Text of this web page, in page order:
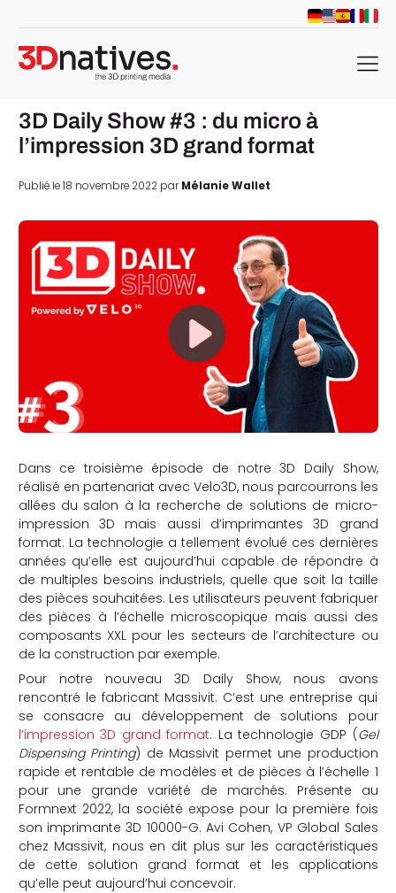
menu
3D Daily Show #3 : du micro à
l’impression 3D grand format
Publié le 18 novembre 2022 parMélanie Wallet
Dans ce troisième épisode de notre 3D Daily Show,
réalisé en partenariat avec Velo3D, nous parcourrons les
allées du salon à la recherche de solutions de micro-
impression 3D mais aussi d’imprimantes 3D grand
format. La technologie a tellement évolué ces dernières
années qu’elle est aujourd’hui capable de répondre à
de multiples besoins industriels, quelle que soit la taille
des pièces souhaitées. Les utilisateurs peuvent fabriquer
des pièces à l’échelle microscopique mais aussi des
composants XXL pour les secteurs de l’architecture ou
de la construction par exemple.
Pour notre nouveau 3D Daily Show, nous avons
rencontré le fabricant Massivit. C’est une entreprise qui
se consacre au développement de solutions pour
l’impression 3D grand format. La technologie GDP (Gel
Dispensing Printing) de Massivit permet une production
rapide et rentable de modèles et de pièces à l’échelle 1
pour une grande variété de marchés. Présente au
Formnext 2022, la société expose pour la première fois
son imprimante 3D 10000-G. Avi Cohen, VP Global Sales
chez Massivit, nous en dit plus sur les caractéristiques
de cette solution grand format et les applications
qu’elle peut aujourd’hui concevoir.